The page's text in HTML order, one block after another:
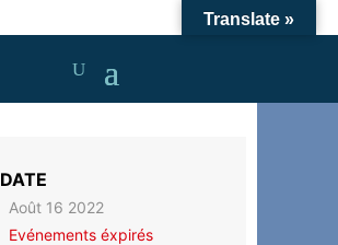
DATE
Août 16 2022
Evénements éxpirés
Translate »